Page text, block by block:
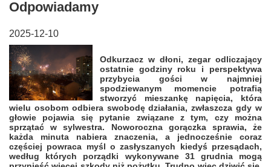
Odpowiadamy
2025-12-10
Odkurzacz w dłoni, zegar odliczający
ostatnie godziny roku i perspektywa
przybycia gości w najmniej
spodziewanym momencie potrafią
stworzyć mieszankę napięcia, która
wielu osobom odbiera swobodę działania, zwłaszcza gdy w
głowie pojawia się pytanie związane z tym, czy można
sprzątać w sylwestra. Noworoczna gorączka sprawia, że
każda minuta nabiera znaczenia, a jednocześnie coraz
częściej powraca myśl o zasłyszanych kiedyś przesądach,
według których porządki wykonywane 31 grudnia mogą